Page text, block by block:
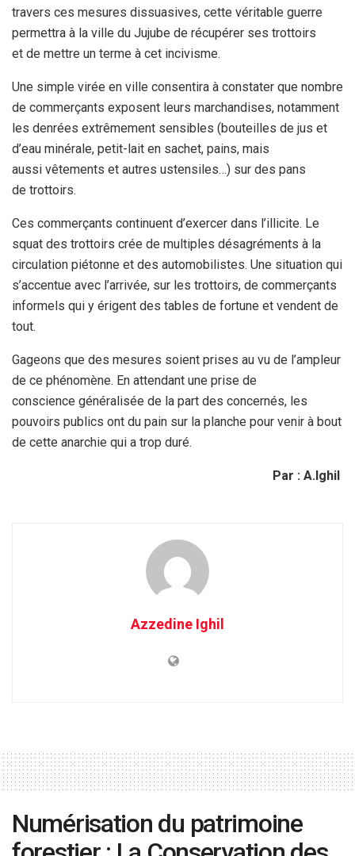
travers ces mesures dissuasives, cette véritable guerre
permettra à la ville du Jujube de récupérer ses trottoirs
et de mettre un terme à cet incivisme.
Une simple virée en ville consentira à constater que nombre
de commerçants exposent leurs marchandises, notamment
les denrées extrêmement sensibles (bouteilles de jus et
d’eau minérale, petit-lait en sachet, pains, mais
aussi vêtements et autres ustensiles…) sur des pans
de trottoirs.
Ces commerçants continuent d’exercer dans l’illicite. Le
squat des trottoirs crée de multiples désagréments à la
circulation piétonne et des automobilistes. Une situation qui
s’accentue avec l’arrivée, sur les trottoirs, de commerçants
informels qui y érigent des tables de fortune et vendent de
tout.
Gageons que des mesures soient prises au vu de l’ampleur
de ce phénomène. En attendant une prise de
conscience généralisée de la part des concernés, les
pouvoirs publics ont du pain sur la planche pour venir à bout
de cette anarchie qui a trop duré.
Par : A.Ighil
Azzedine Ighil
Numérisation du patrimoine